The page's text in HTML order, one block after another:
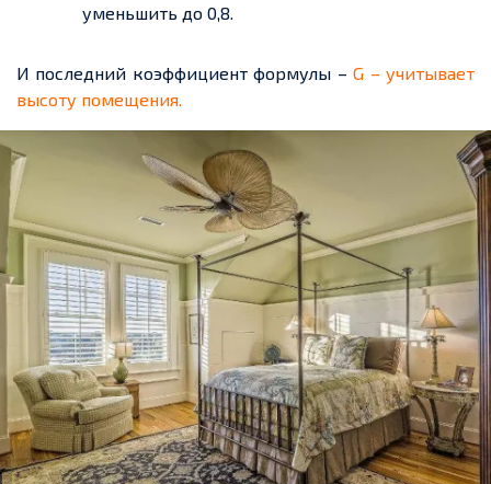
уменьшить до 0,8.
И последний коэффициент формулы –G – учитывает
высоту помещения.